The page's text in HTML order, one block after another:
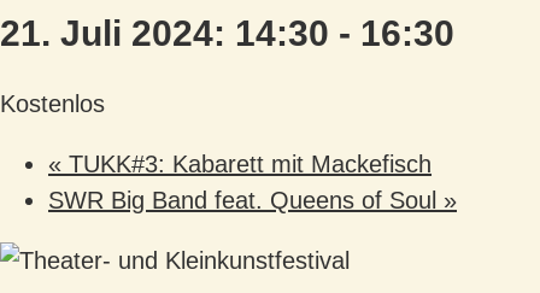
21. Juli 2024: 14:30 - 16:30
Kostenlos
« TUKK#3: Kabarett mit Mackefisch
SWR Big Band feat. Queens of Soul »